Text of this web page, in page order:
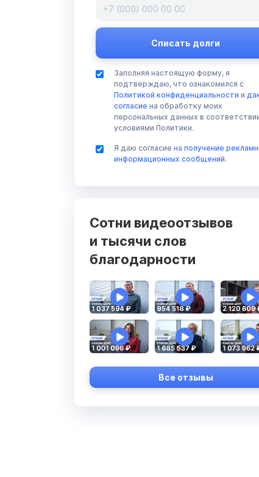
Заполняя настоящую форму, я
подтверждаю, что ознакомился с
Политикой конфиденциальности и
согласие на обработку моих
персональных данных в
условиями Политики.
Я даю согласие на получение
информационных сообщений.
Сотни видеоотзывов
и тысячи слов
благодарности
Все отзывы